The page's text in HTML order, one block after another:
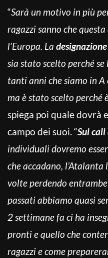
“Sarà un motivo in più
ragazzi sanno che
l’Europa. La
sia stato scelto perché se
tanti anni che siamo in
ma è stato scelto perché
spiega poi quale dovrà
campo dei suoi. “Sui
individuali dovremo
che accadano,
volte perdendo
passati abbiamo quasi
2 settimane fa ci ha
pronti e quello che
ragazzi e come